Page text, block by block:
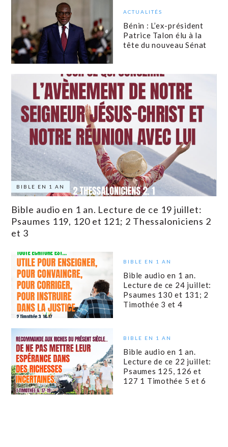
ACTUALITÉS
Bénin : L’ex-président
Patrice Talon élu à la
tête du nouveau Sénat
BIBLE EN 1 AN
Bible audio en 1 an. Lecture de ce 19 juillet:
Psaumes 119, 120 et 121; 2 Thessaloniciens 2
et 3
BIBLE EN 1 AN
Bible audio en 1 an.
Lecture de ce 24 juillet:
Psaumes 130 et 131; 2
Timothée 3 et 4
BIBLE EN 1 AN
Bible audio en 1 an.
Lecture de ce 22 juillet:
Psaumes 125, 126 et
127 1 Timothée 5 et 6